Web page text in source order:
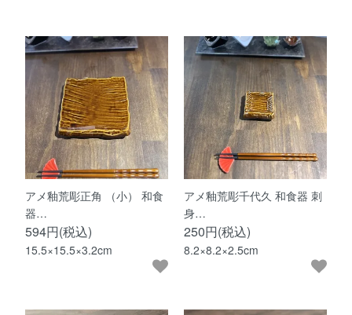
アメ釉荒彫正角 （小） 和食
器…
594円(税込)
15.5×15.5×3.2cm
アメ釉荒彫千代久 和食器 刺
身…
250円(税込)
8.2×8.2×2.5cm